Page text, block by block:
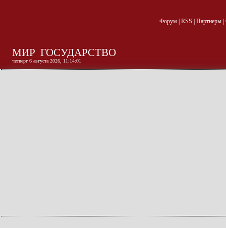
Форум| RSS Партнеры|
МИР ГОСУДАРСТВО
четверг 6 августа 2026, 11:14:02